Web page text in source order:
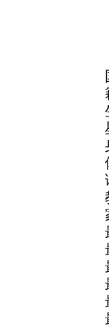
国
籍
生
星
身
体
语
教
家
最
最
最
最
最
最